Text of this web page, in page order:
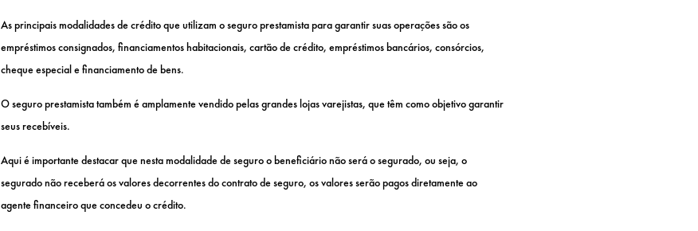
As principais modalidades de crédito que utilizam o seguro prestamista para garantir suas operações são os
empréstimos consignados, financiamentos habitacionais, cartão de crédito, empréstimos bancários, consórcios,
cheque especial e financiamento de bens.
O seguro prestamista também é amplamente vendido pelas grandes lojas varejistas, que têm como objetivo garantir
seus recebíveis.
Aqui é importante destacar que nesta modalidade de seguro o beneficiário não será o segurado, ou seja, o
segurado não receberá os valores decorrentes do contrato de seguro, os valores serão pagos diretamente ao
agente financeiro que concedeu o crédito.